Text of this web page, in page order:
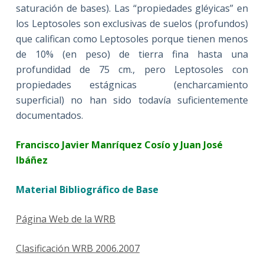
saturación de bases). Las “propiedades gléyicas” en
los Leptosoles son exclusivas de suelos (profundos)
que califican como Leptosoles porque tienen menos
de 10% (en peso) de tierra fina hasta una
profundidad de 75 cm., pero Leptosoles con
propiedades estágnicas (encharcamiento
superficial) no han sido todavía suficientemente
documentados.
Francisco Javier Manríquez Cosío y Juan José
Ibáñez
Material Bibliográfico de Base
Página Web de la WRB
Clasificación WRB 2006.2007